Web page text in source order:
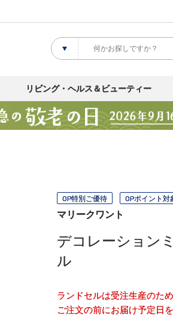
リビング・ヘルス＆ビューティー
OP特別ご優待 OPポイント対
マリークワント
デコレーション
ル
ランドセルは受注生産のた
ご注文の前にお届け予定日